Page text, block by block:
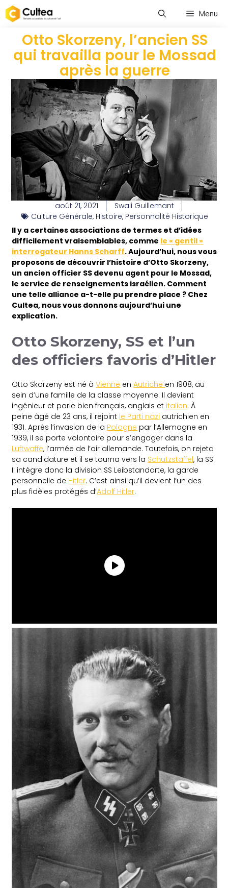
Menu
Otto Skorzeny, l’ancien SS
qui travailla pour le Mossad
après la guerre
août 21, 2021
Swali Guillemant
Culture Générale, Histoire, Personnalité Historique
Il y a certaines associations de termes et d’idées
difficilement vraisemblables, comme le « gentil »
interrogateur Hanns Scharff. Aujourd’hui, nous vous
proposons de découvrir l’histoire d’Otto Skorzeny,
un ancien officier SS devenu agent pour le Mossad,
le service de renseignements israélien. Comment
une telle alliance a-t-elle pu prendre place ? Chez
Cultea, nous vous donnons aujourd’hui une
explication.
Otto Skorzeny, SS et l’un
des officiers favoris d’Hitler
Otto Skorzeny est né àVienne enAutriche en 1908, au
sein d’une famille de la classe moyenne. Il devient
ingénieur et parle bien français, anglais et italien. À
peine âgé de 23 ans, il rejoint le Parti nazi autrichien en
1931. Après l’invasion de la Pologne par l’Allemagne en
1939, il se porte volontaire pour s’engager dans la
Luftwaffe, l’armée de l’air allemande. Toutefois, on rejeta
sa candidature et il se tourna vers la Schutzstaffel, la SS.
Il intègre donc la division SS Leibstandarte, la garde
personnelle de Hitler. C’est ainsi qu’il devient l’un des
plus fidèles protégés d’Adolf Hitler.